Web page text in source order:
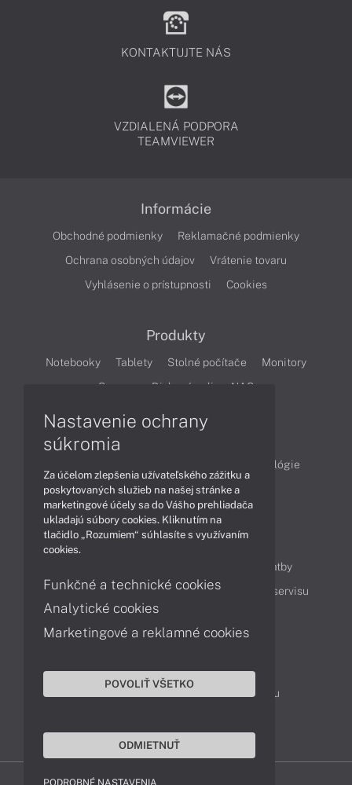
KONTAKTUJTE NÁS
VZDIALENÁ PODPORA
TEAMVIEWER
Informácie
Obchodné podmienky
Reklamačné podmienky
Ochrana osobných údajov
Vrátenie tovaru
Vyhlásenie o prístupnosti
Cookies
Produkty
Notebooky Tablety Stolné počítače
Monitory
Servery
Diskové polia a NAS
Technológie
Videá
Obsah
Možnosti doručenia a platby
Podpora a servis
Servisné služby Cenník servisu
Kontakty
043 4224 771
Obchodné oddelenie
Reklamácia tovaru
Nastavenie ochrany
súkromia
Za účelom zlepšenia užívateľského zážitku a
poskytovaných služieb na našej stránke a
marketingové účely sa do Vášho prehliadača
ukladajú súbory cookies. Kliknutím na
tlačidlo „Rozumiem“ súhlasíte s využívaním
cookies.
Funkčné a technické cookies
Analytické cookies
Marketingové a reklamné cookies
POVOLIŤ VŠETKO
ODMIETNUŤ
PODROBNÉ NASTAVENIA